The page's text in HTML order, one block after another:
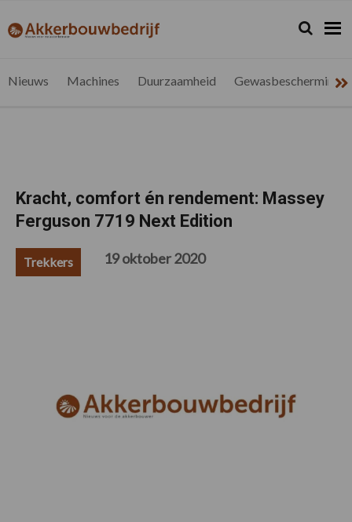
de
de
de
de
akkerbouwbedrijf.be
Nieuws
Zoeken...
Zoek
Nieuws Machines Duurzaamheid Gewasbescherming
Kracht, comfort én rendement: Massey
Ferguson 7719 Next Edition
Trekkers 19 oktober 2020